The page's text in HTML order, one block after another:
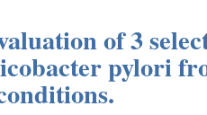
of 3
pylori